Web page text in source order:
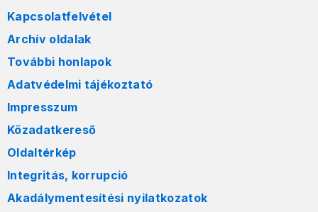
Kapcsolatfelvétel
Archív oldalak
További honlapok
Adatvédelmi tájékoztató
Impresszum
Közadatkereső
Oldaltérkép
Integritás, korrupció
Akadálymentesítési nyilatkozatok